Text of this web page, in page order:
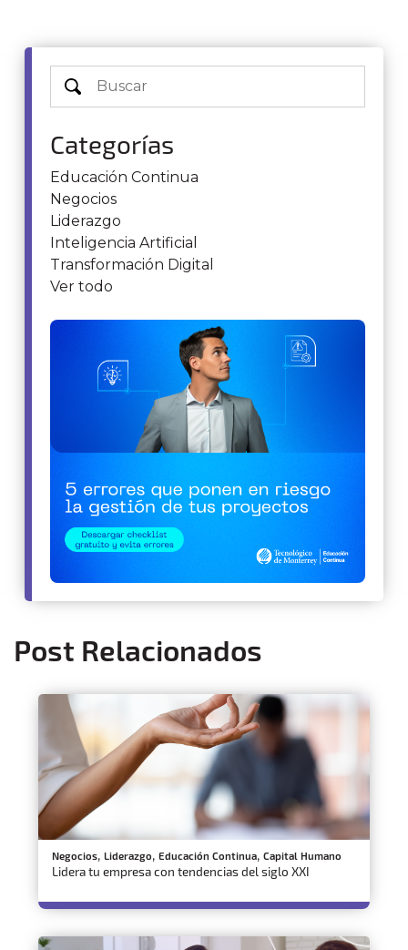
Categorías
Educación Continua
Negocios
Liderazgo
Inteligencia Artificial
Transformación Digital
Ver todo
Post Relacionados
Negocios, Liderazgo, Educación Continua, Capital Humano
Lidera tu empresa con tendencias del siglo XXI